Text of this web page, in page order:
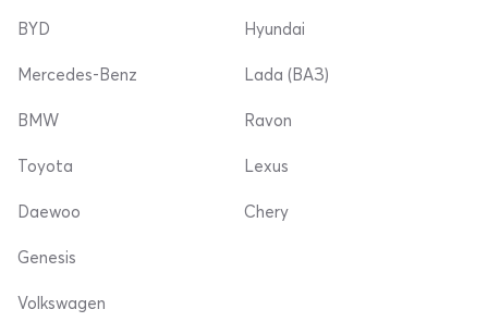
BYD
Mercedes-Benz
Hyundai
Lada (ВАЗ)
BMW
Toyota
Daewoo
Ravon
Lexus
Chery
Genesis
Volkswagen